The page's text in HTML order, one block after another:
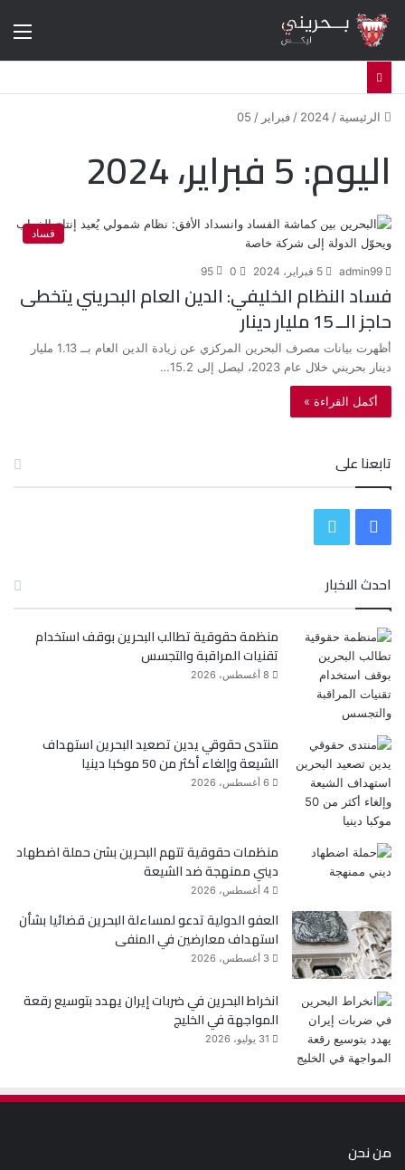
الرئيسية /
2024
/ فبراير /
05
اليوم:5 فبراير، 2024
فساد
admin99 5 فبراير، 2024 0
95
فساد النظام الخليفي: الدين العام البحريني يتخطى
حاجز الــ 15 مليار دينار
أظهرت بيانات مصرف البحرين المركزي عن زيادة الدين العام بــ 1.13 مليار
دينار بحريني خلال عام 2023، ليصل إلى 15.2…
أكمل القراءة »
تابعنا على
ب
و
ي
ت
ر
احدث الاخبار
منظمة حقوقية تطالب البحرين بوقف استخدام
تقنيات المراقبة والتجسس
8 أغسطس، 2026
منتدى حقوقي يدين تصعيد البحرين استهداف
الشيعة وإلغاء أكثر من 50 موكبا دينيا
6 أغسطس، 2026
منظمات حقوقية تتهم البحرين بشن حملة اضطهاد
ديني ممنهجة ضد الشيعة
4 أغسطس، 2026
العفو الدولية تدعو لمساءلة البحرين قضائيا بشأن
استهداف معارضين في المنفى
3 أغسطس، 2026
انخراط البحرين في ضربات إيران يهدد بتوسيع رقعة
المواجهة في الخليج
31 يوليو، 2026
من نحن